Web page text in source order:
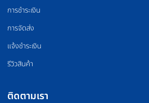
การชำระเงิน
การจัดส่ง
แจ้งชำระเงิน
รีวิวสินค้า
ติดตามเรา